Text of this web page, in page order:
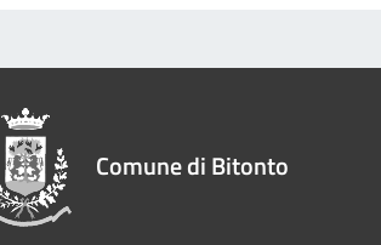
Comune di Bitonto